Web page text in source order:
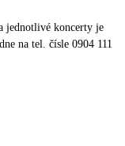
jednotlivé koncerty je
na tel. čísle 0904 111